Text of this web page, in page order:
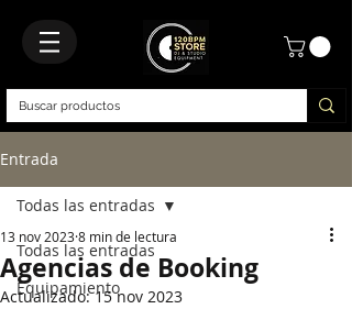
Entrada
Todas las entradas
Equipamiento
Todas las entradas
Agencias de Booking
13 nov 20238 min de lectura
Actualizado:15 nov 2023